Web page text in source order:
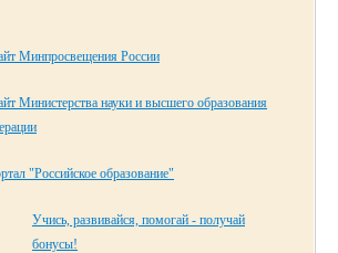
Минпросвещения России
Министерства науки и высшего образования
"Российское образование"
Учись, развивайся, помогай - получай
бонусы!